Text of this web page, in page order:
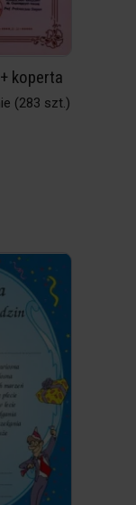
koperta
(283 szt.)